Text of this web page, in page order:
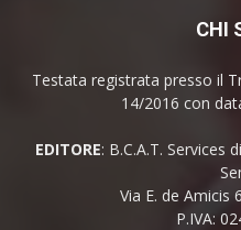
CHI
Testata registrata presso il
14/2016 con
EDITORE: B.C.A.T. Services
Via E. de Amicis
P.IVA: